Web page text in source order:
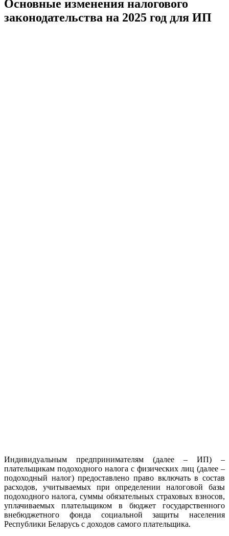
Основные изменения налогового
законодательства на 2025 год для ИП
Индивидуальным предпринимателям (далее – ИП) –
плательщикам подоходного налога с физических лиц (далее –
подоходный налог) предоставлено право включать в состав
расходов, учитываемых при определении налоговой базы
подоходного налога, суммы обязательных страховых взносов,
уплачиваемых плательщиком в бюджет государственного
внебюджетного фонда социальной защиты населения
Республики Беларусь с доходов самого плательщика.